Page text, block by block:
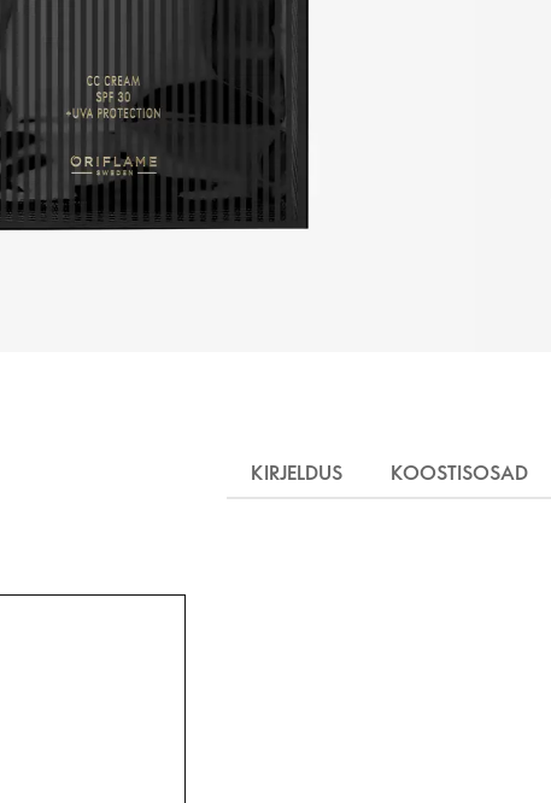
KIRJELDUS KOOSTISOSAD